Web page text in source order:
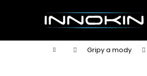
Domů Gripy a mody
í
Zpět
do
Zpět
do